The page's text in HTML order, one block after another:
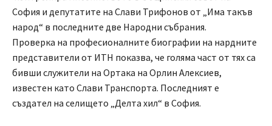
София и депутатите на Слави Трифонов от „Има такъв
народ“ в последните две Народни събрания.
Проверка на професионалните биографии на нардните
представители от ИТН показва, че голяма част от тях са
бивши служители на Ортака на Орлин Алексиев,
известен като Слави Транспорта. Последният е
създател на селището „Делта хил“ в София.